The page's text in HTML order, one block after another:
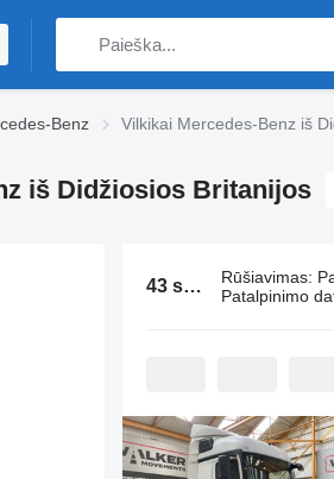
Benz Vilkikai Mercedes-Benz iš
iš Didžiosios Britanijos
43 skelbimai: Vilkikai
Rūšiavimas:
Patalpinimo